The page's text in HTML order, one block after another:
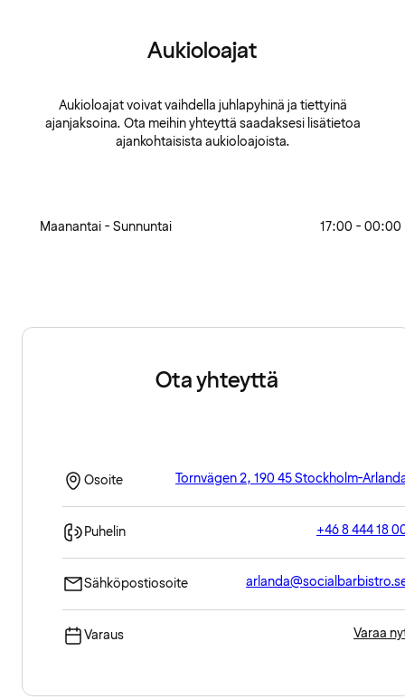
Aukioloajat
Aukioloajat voivat vaihdella juhlapyhinä ja tiettyinä
ajanjaksoina. Ota meihin yhteyttä saadaksesi lisätietoa
ajankohtaisista aukioloajoista.
Maanantai - Sunnuntai 17:00 - 00:00
Ota yhteyttä
Osoite Tornvägen 2, 190 45 Stockholm-
Puhelin +46 8 444 18
Sähköpostiosoite
Varaus Varaa